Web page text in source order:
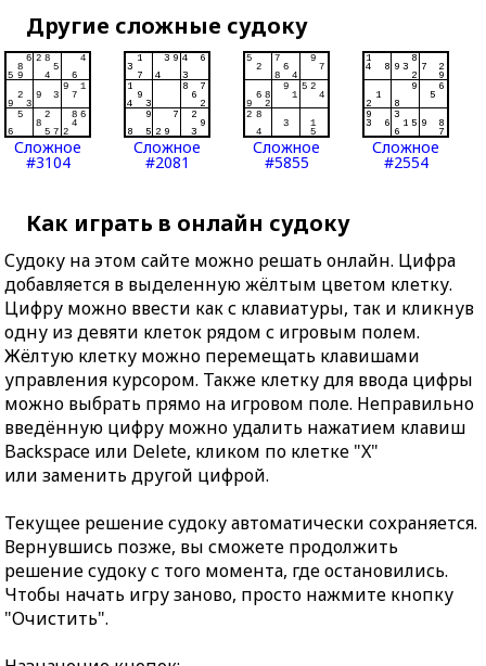
Другие сложные судоку
Сложное
#3104
Сложное
#2081
Сложное
#5855
Сложное
#2554
Как играть в онлайн судоку
Судоку на этом сайте можно решать онлайн. Цифра
добавляется в выделенную жёлтым цветом клетку.
Цифру можно ввести как с клавиатуры, так и кликнув
одну из девяти клеток рядом с игровым полем.
Жёлтую клетку можно перемещать клавишами
управления курсором. Также клетку для ввода цифры
можно выбрать прямо на игровом поле. Неправильно
введённую цифру можно удалить нажатием клавиш
Backspace или Delete, кликом по клетке "X"
или заменить другой цифрой.
Текущее решение судоку автоматически сохраняется.
Вернувшись позже, вы сможете продолжить
решение судоку с того момента, где остановились.
Чтобы начать игру заново, просто нажмите кнопку
"Очистить".